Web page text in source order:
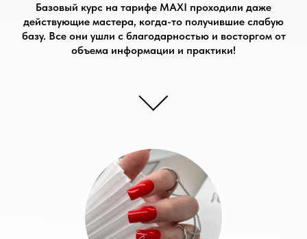
Базовый курс на тарифе MAXI проходили даже
действующие мастера, когда-то получившие слабую
базу. Все они ушли с благодарностью и восторгом от
объема информации и практики!